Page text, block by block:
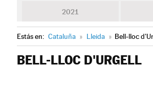
2021
Estás en: Cataluña » Lleida » Bell-lloc
BELL-LLOC D'URGELL